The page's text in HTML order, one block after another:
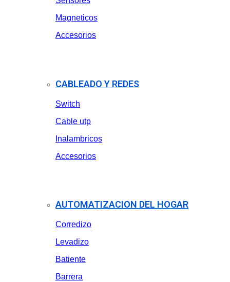
Magneticos
Accesorios
CABLEADO Y REDES
Switch
Cable utp
Inalambricos
Accesorios
AUTOMATIZACION DEL HOGAR
Corredizo
Levadizo
Batiente
Barrera